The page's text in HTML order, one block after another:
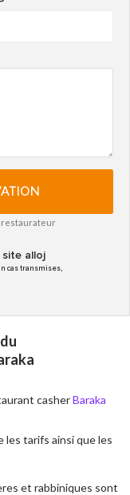
restaurateur
alloj
cas transmises,
casherBaraka
les tarifs ainsi que les
et rabbiniques sont